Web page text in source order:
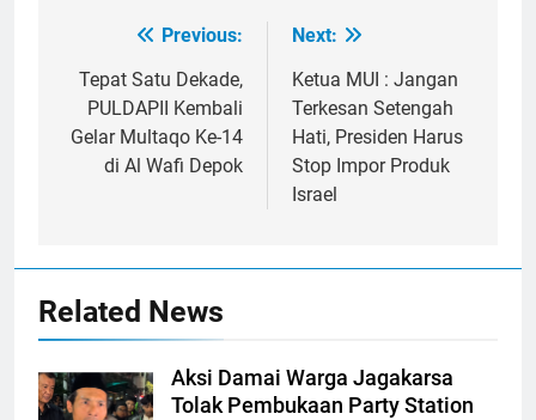
navigation
Previous:
Tepat Satu Dekade,
PULDAPII Kembali
Gelar Multaqo Ke-14
di Al Wafi Depok
Next:
Ketua MUI : Jangan
Terkesan Setengah
Hati, Presiden Harus
Stop Impor Produk
Israel
Related News
Aksi Damai Warga Jagakarsa
Tolak Pembukaan Party Station